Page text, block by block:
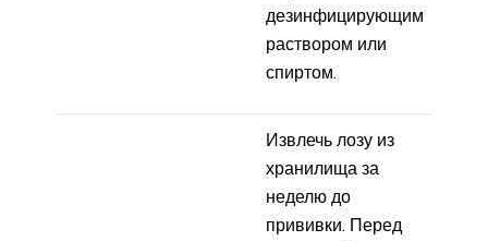
дезинфицирующим
раствором или
спиртом.
Извлечь лозу из
хранилища за
неделю до
прививки. Перед